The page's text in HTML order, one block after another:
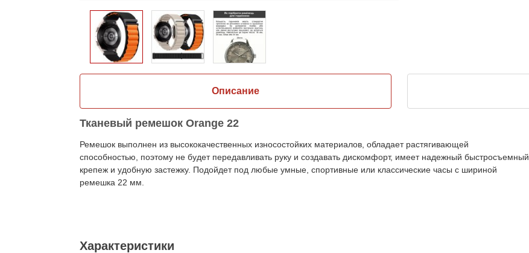
Описание
Тканевый ремешок Orange 22
Ремешок выполнен из высококачественных износостойких материалов, обладает растягивающей
способностью, поэтому не будет передавливать руку и создавать дискомфорт, имеет надежный быстросъемный
крепеж и удобную застежку. Подойдет под любые умные, спортивные или классические часы с шириной
ремешка 22 мм.
Характеристики